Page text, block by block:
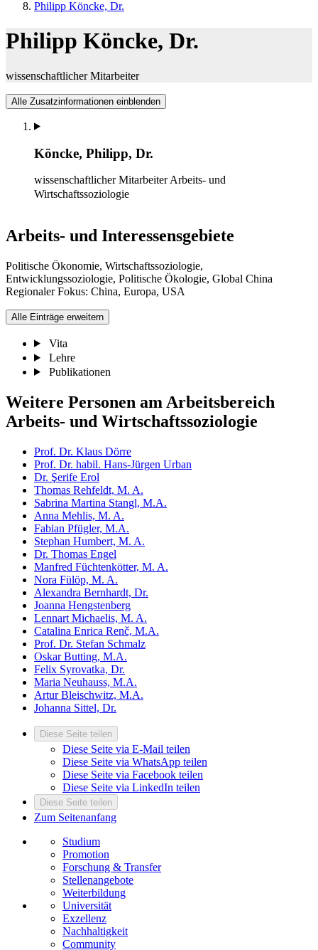
Philipp Köncke, Dr.
Philipp Köncke, Dr.
wissenschaftlicher Mitarbeiter
Alle Zusatzinformationen einblenden
Köncke, Philipp, Dr.
wissenschaftlicher Mitarbeiter Arbeits- und
Wirtschaftssoziologie
Arbeits- und Interessensgebiete
Politische Ökonomie, Wirtschaftssoziologie,
Entwicklungssoziologie, Politische Ökologie, Global China
Regionaler Fokus: China, Europa, USA
Alle Einträge erweitern
Vita
Lehre
Publikationen
Weitere Personen am Arbeitsbereich
Arbeits- und Wirtschaftssoziologie
Prof. Dr. Klaus Dörre
Prof. Dr. habil. Hans-Jürgen Urban
Dr. Şerife Erol
Thomas Rehfeldt, M. A.
Sabrina Martina Stangl, M.A.
Anna Mehlis, M. A.
Fabian Pfügler, M.A.
Stephan Humbert, M. A.
Dr. Thomas Engel
Manfred Füchtenkötter, M. A.
Nora Fülöp, M. A.
Alexandra Bernhardt, Dr.
Joanna Hengstenberg
Lennart Michaelis​, M. A.
Catalina Enrica Renč, M.A.
Prof. Dr. Stefan Schmalz
Oskar Butting, M.A.
Felix Syrovatka, Dr.
Maria Neuhauss, M.A.
Artur Bleischwitz, M.A.
Johanna Sittel, Dr.
Diese Seite teilen
Diese Seite via E-Mail teilen
Diese Seite via WhatsApp teilen
Diese Seite via Facebook teilen
Diese Seite via LinkedIn teilen
Diese Seite teilen
Zum Seitenanfang
Studium
Promotion
Forschung & Transfer
Stellenangebote
Weiterbildung
Universität
Exzellenz
Nachhaltigkeit
Community